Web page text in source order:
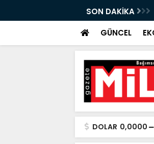
SON DAKİKA
KAYBETTİ, ŞARAMPOLE YUVARLANDI!”
GÜNCEL
DOLAR 0,0000